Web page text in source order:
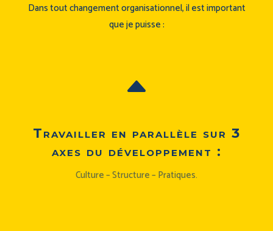
Dans tout changement organisationnel, il est important
que je puisse :
B
Travailler en parallèle sur 3
axes du développement :
Culture – Structure – Pratiques.